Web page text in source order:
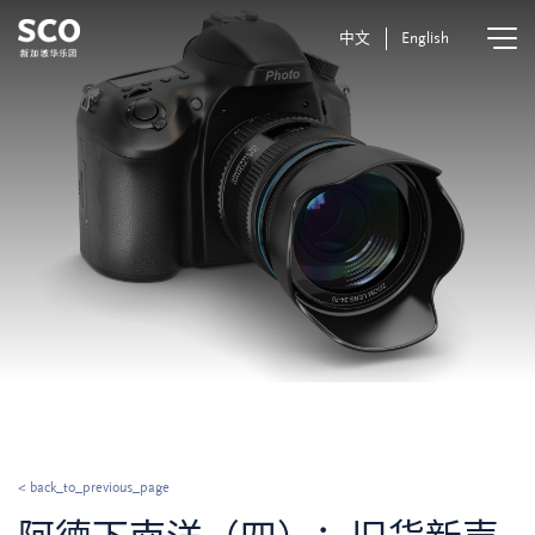
中文 English
< back_to_previous_page